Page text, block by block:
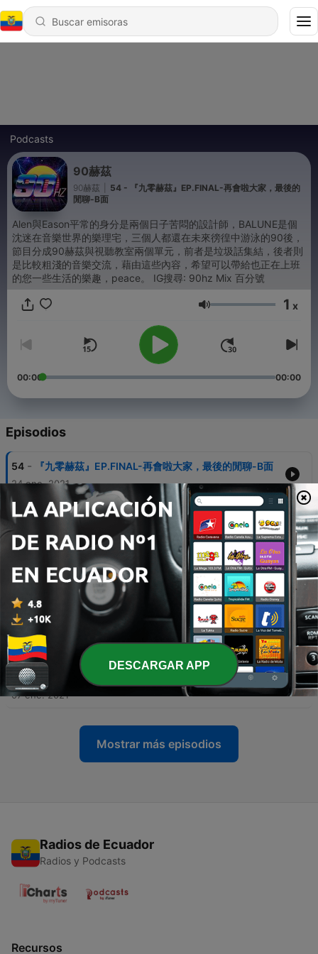
Podcasts
90赫茲
90赫茲
54 - 『九零赫茲』EP.FINAL-再會啦大家，最後的
閒聊-B面
Alen與Eason平常的身分是兩個日子苦悶的設計師，BALUNE是個
沈迷在音樂世界的樂理宅，三個人都還在未來徬徨中游泳的90後，
節目分成90赫茲與視聽教室兩個單元，前者是垃圾話集結，後者則
是比較粗淺的音樂交流，藉由這些內容，希望可以帶給也正在上班
的您一些生活的樂趣，peace。 IG搜尋: 90hz Mix 百分號
Volumen 1 x
00:00 00:00
Episodios
54 - 『九零赫茲』EP.FINAL-再會啦大家，最後的閒聊-B面
24 ene. 2021
53 - 『九零赫茲』EP.FINAL-再會啦大家，最後的閒聊-A面
『90赫茲視聽教室』S2/EP9 - 大家一起来學唱歌
吧！！ - B面
16 ene. 2021
51
『90赫茲視聽教室』S2/EP9 - 大家一起来學唱歌
吧！！ - A面
12 ene. 2021
50 - 『九零赫茲』S2/EP8 - EASON獨挑大樑/自己與自己對
話 - A面
07 ene. 2021
Mostrar más episodios
Radios de Ecuador
Radios y Podcasts
Recursos
DESCARGAR APP